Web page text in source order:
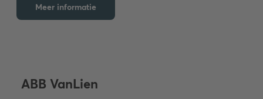
Meer informatie
ABB VanLien